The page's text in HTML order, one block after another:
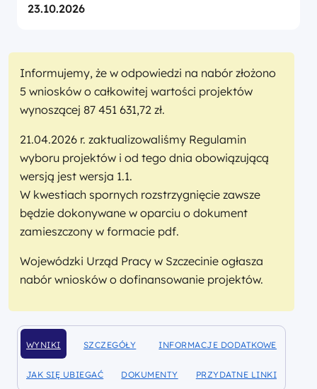
Informujemy, że w odpowiedzi na nabór złożono
5 wniosków o całkowitej wartości projektów
wynoszącej 87 451 631,72 zł.
21.04.2026 r. zaktualizowaliśmy Regulamin
wyboru projektów i od tego dnia obowiązującą
wersją jest wersja 1.1.
W kwestiach spornych rozstrzygnięcie zawsze
będzie dokonywane w oparciu o dokument
zamieszczony w formacie pdf.
Wojewódzki Urząd Pracy w Szczecinie ogłasza
nabór wniosków o dofinansowanie projektów.
WYNIKI
DOFINANSOWANIA
SZCZEGÓŁY
DOFINANSOWANIA
INFORMACJE DODATKOWE
DOFINANSOWANIA
JAK SIĘ UBIEGAĆ
DOFINANSOWANIA
DOKUMENTY
DOFINANSOWANIA
PRZYDATNE LINKI
DOFINANSOWANIA
23.10.2026